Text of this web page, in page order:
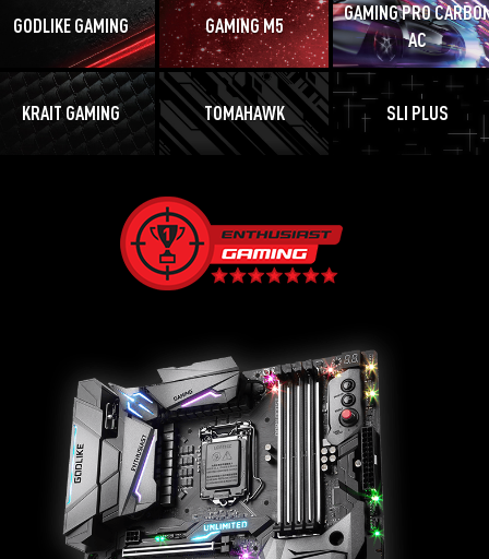
GODLIKE GAMING GAMING M5
GAMING PRO
AC
KRAIT GAMING TOMAHAWK SLI PLUS